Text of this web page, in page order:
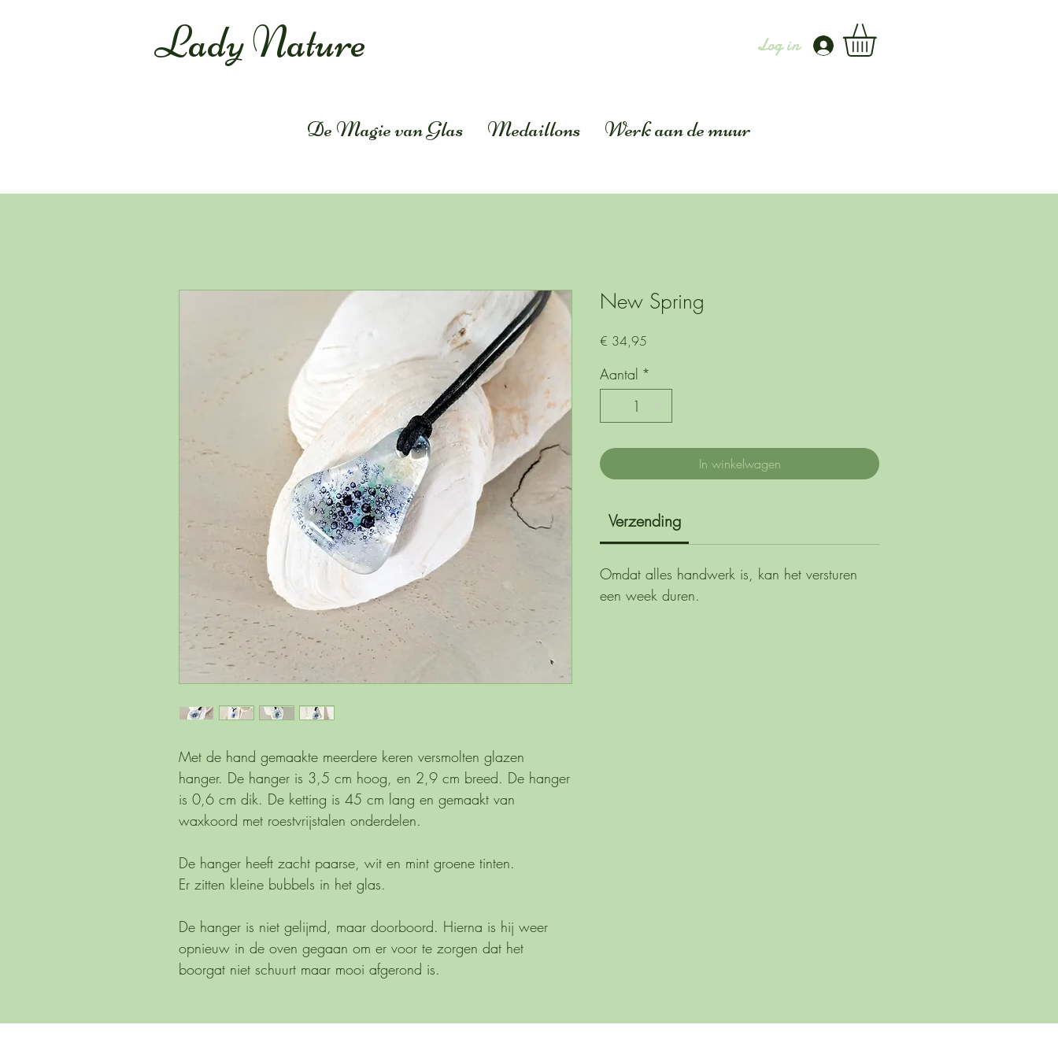
Lady Nature Log in
De Magie van Glas Medaillons Werk aan de muur
Met de hand gemaakte meerdere keren versmolten glazen
hanger. De hanger is 3,5 cm hoog, en 2,9 cm breed. De hanger
is 0,6 cm dik. De ketting is 45 cm lang en gemaakt van
waxkoord met roestvrijstalen onderdelen.
De hanger heeft zacht paarse, wit en mint groene tinten.
Er zitten kleine bubbels in het glas.
De hanger is niet gelijmd, maar doorboord. Hierna is hij weer
opnieuw in de oven gegaan om er voor te zorgen dat het
boorgat niet schuurt maar mooi afgerond is.
New Spring
€ 34,95
Aantal *
In winkelwagen
Verzending
Omdat alles handwerk is, kan het versturen
een week duren.